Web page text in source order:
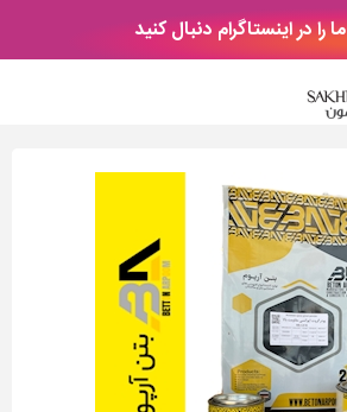
ما را در اینستاگرام دنبال کنید